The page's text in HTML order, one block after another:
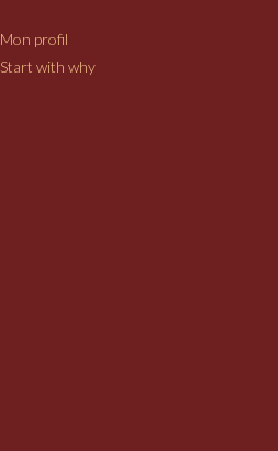
Mon profil
Start with why